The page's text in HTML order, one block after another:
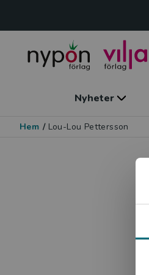
Nyheter
Hem / Lou-Lou Pettersson